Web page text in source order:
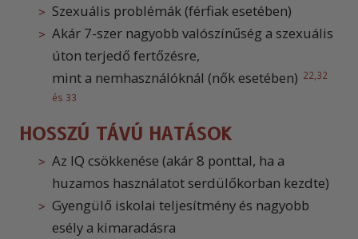
Szexuális problémák (férfiak esetében)
Akár 7-szer nagyobb valószínűség a szexuális
úton terjedő fertőzésre,
mint a nemhasználóknál (nők esetében) 22,32
és 33
HOSSZÚ TÁVÚ HATÁSOK
Az IQ csökkenése (akár 8 ponttal, ha a
huzamos használatot serdülőkorban kezdte)
Gyengülő iskolai teljesítmény és nagyobb
esély a kimaradásra